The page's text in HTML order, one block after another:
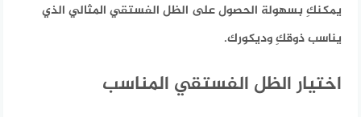
يمكنكِ بسهولة الحصول على الظل الفستقي المثالي الذي
يناسب ذوقكِ وديكورك.
اختيار الظل الفستقي المناسب